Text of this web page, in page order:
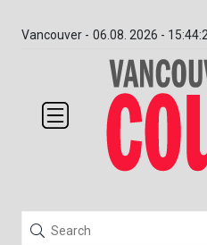
Vancouver - 06.08. 2026 -